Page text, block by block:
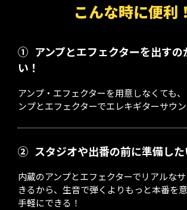
こんな時に便利！
① アンプとエフェクターを出すの
い！
アンプ・エフェクターを用意しなくても
ンプとエフェクターでエレキギターサウ
② スタジオや出番の前に準備した
内蔵のアンプとエフェクターでリアルな
きるから、生音で弾くよりもっと本番を
手軽にできる！